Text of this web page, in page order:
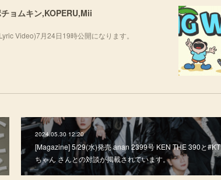
ョムキン,KOPERU,Mii
Video)7月24日19時公開になります。
2024.05.30 12:20
[Magazine] 5/29(水)発売 anan 2399号 KEN THE 390と#KT
ちゃん さんとの対談が掲載されています。